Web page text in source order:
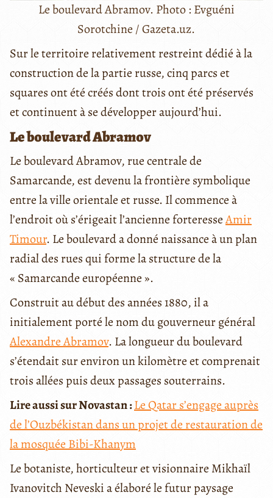
Le boulevard Abramov. Photo : Evguéni
Sorotchine / Gazeta.uz.
Sur le territoire relativement restreint dédié à la
construction de la partie russe, cinq parcs et
squares ont été créés dont trois ont été préservés
et continuent à se développer aujourd’hui.
Le boulevard Abramov
Le boulevard Abramov, rue centrale de
Samarcande, est devenu la frontière symbolique
entre la ville orientale et russe. Il commence à
l’endroit où s’érigeait l’ancienne forteresseAmir
Timour. Le boulevard a donné naissance à un plan
radial des rues qui forme la structure de la
« Samarcande européenne ».
Construit au début des années 1880, il a
initialement porté le nom du gouverneur général
Alexandre Abramov. La longueur du boulevard
s’étendait sur environ un kilomètre et comprenait
trois allées puis deux passages souterrains.
Lire aussi sur Novastan :Le Qatar s’engage auprès
de l’Ouzbékistan dans un projet de restauration de
la mosquée Bibi-Khanym
Le botaniste, horticulteur et visionnaire Mikhaïl
Ivanovitch Neveski a élaboré le futur paysage